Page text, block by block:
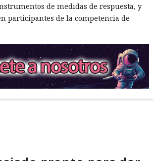
de medidas de respuesta, y
participantes de la competencia de